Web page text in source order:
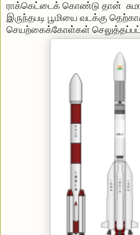
ராக்கெட்டைக் கொண்டு தான்
இருந்தபடி பூமியை வடக்கு
செயற்கைக்கோள்கள்